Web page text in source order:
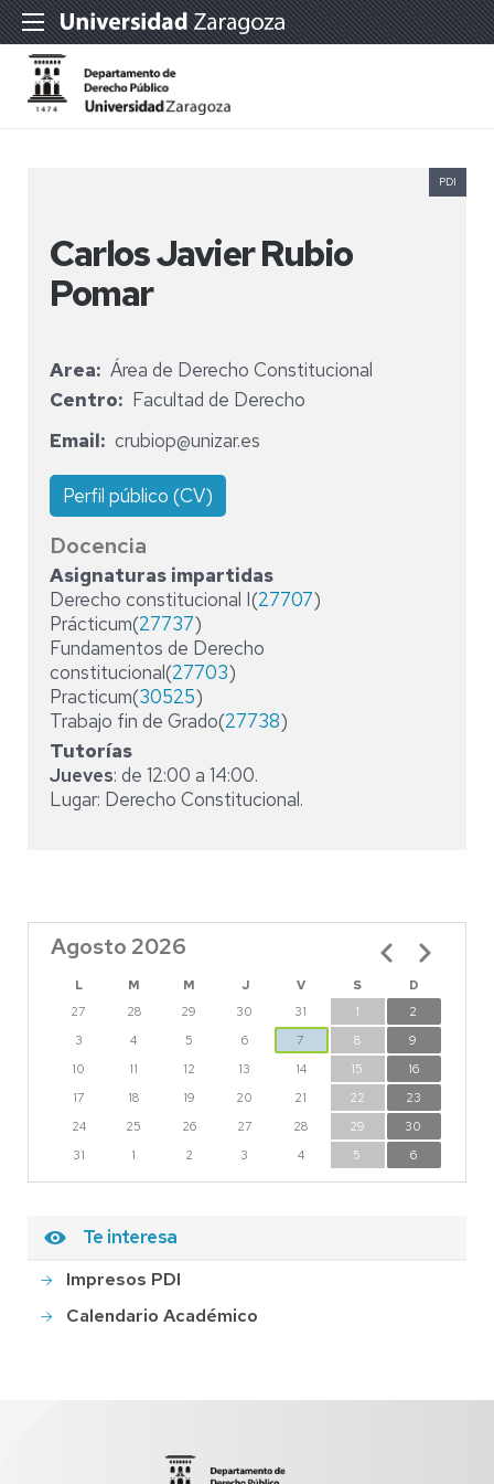
Carlos Javier Rubio
Pomar
PDI
Area
Área de Derecho Constitucional
Centro
Facultad de Derecho
Email
crubiop@unizar.es
Perfil público (CV)
Docencia
Asignaturas impartidas
Derecho constitucional I(27707)
Prácticum(27737)
Fundamentos de Derecho
constitucional(27703)
Practicum(30525)
Trabajo fin de Grado(27738)
Tutorías
Jueves: de 12:00 a 14:00.
Lugar: Derecho Constitucional.
Agosto 2026
L M M J V S
D
27
28 29 30 31 1
2
3
4 5 6 7 8
9
10
11 12 13 14 15
16
17
18 19 20 21 22
23
24
25 26 27 28 29
30
31
1 2 3 4 5 6
Paginación
Te interesa
Impresos PDI
Calendario Académico